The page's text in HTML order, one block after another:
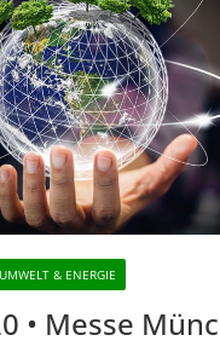
UMWELT & ENERGIE
• Messe